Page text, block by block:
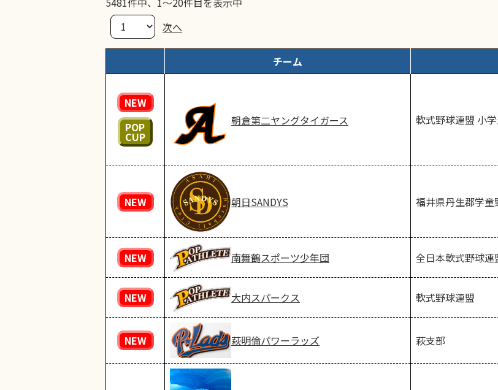
次へ
チーム
NEW
POP
CUP
朝倉第二ヤングタイガース 軟式野球連盟 小
NEW 朝日SANDYS 福井県丹生郡学童
NEW 南舞鶴スポーツ少年団 全日本軟式野球連
NEW 大内スパークス 軟式野球連盟
NEW 萩明倫パワーラッズ 萩支部